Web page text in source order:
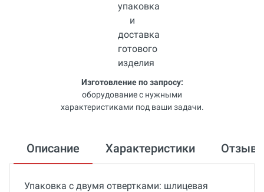
Изготовление по запросу:
оборудование с нужными
характеристиками под ваши задачи.
Описание Характеристики
Упаковка с двумя отвертками: шлицевая